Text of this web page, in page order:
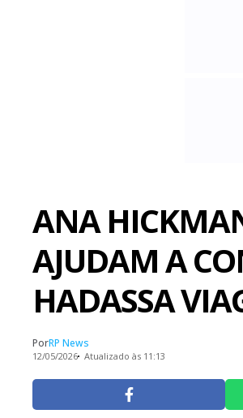
ANA
AJUDAM A
HADASSA
PorRP News
12/05/2026 Atualizado às 11:13